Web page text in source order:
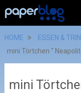
HOME
ESSEN &
mini Törtchen "
mini